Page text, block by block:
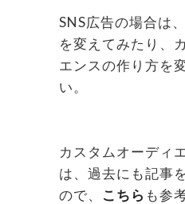
SNS広告の場合は
を変えてみたり、
エンスの作り方を
い。
カスタムオーディ
は、過去にも記事
ので、 こちら も参